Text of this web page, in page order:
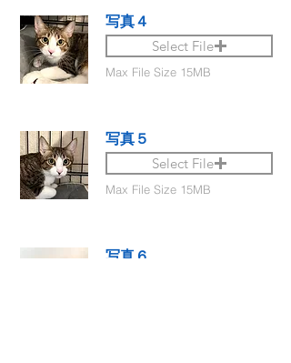
写真４
Select File
Max File Size 15MB
写真５
Select File
Max File Size 15MB
写真６